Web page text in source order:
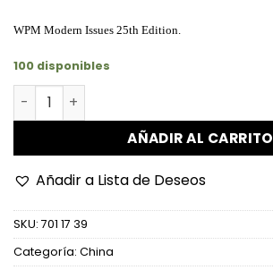
WPM Modern Issues 25th Edition.
100 disponibles
China - P883a - 5 Jiao cantidad
AÑADIR AL CARRITO
Añadir a Lista de Deseos
SKU: 701 17 39
Categoría: China